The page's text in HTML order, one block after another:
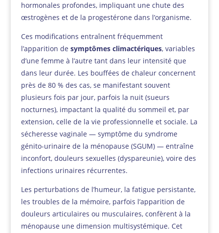
hormonales profondes, impliquant une chute des
œstrogènes et de la progestérone dans l’organisme.
Ces modifications entraînent fréquemment
l’apparition de symptômes climactériques, variables
d’une femme à l’autre tant dans leur intensité que
dans leur durée. Les bouffées de chaleur concernent
près de 80 % des cas, se manifestant souvent
plusieurs fois par jour, parfois la nuit (sueurs
nocturnes), impactant la qualité du sommeil et, par
extension, celle de la vie professionnelle et sociale. La
sécheresse vaginale — symptôme du syndrome
génito-urinaire de la ménopause (SGUM) — entraîne
inconfort, douleurs sexuelles (dyspareunie), voire des
infections urinaires récurrentes.
Les perturbations de l’humeur, la fatigue persistante,
les troubles de la mémoire, parfois l’apparition de
douleurs articulaires ou musculaires, confèrent à la
ménopause une dimension multisystémique. Cet